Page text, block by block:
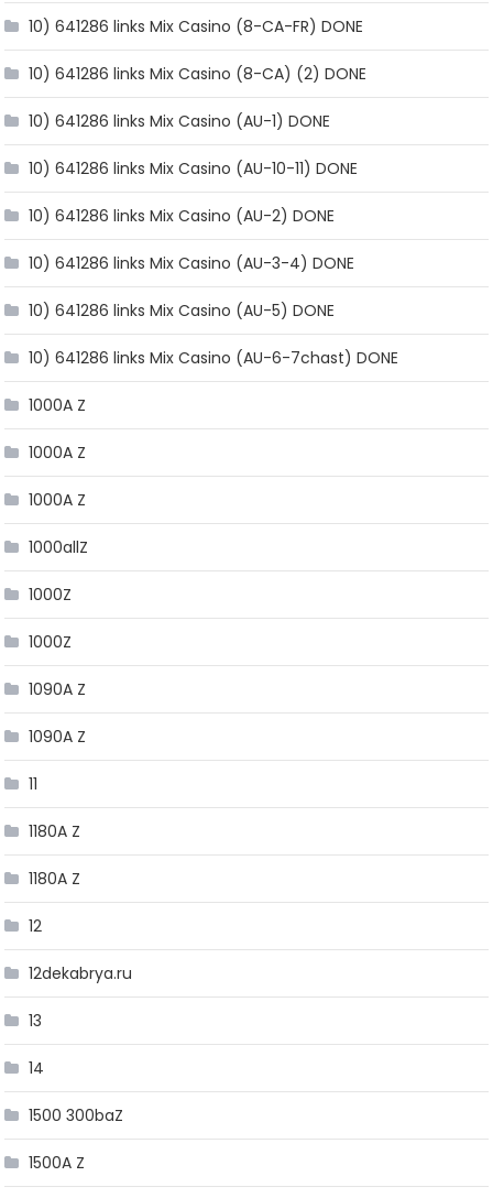
10) 641286 links Mix Casino (8-CA-FR) DONE
10) 641286 links Mix Casino (8-CA) (2) DONE
10) 641286 links Mix Casino (AU-1) DONE
10) 641286 links Mix Casino (AU-10-11) DONE
10) 641286 links Mix Casino (AU-2) DONE
10) 641286 links Mix Casino (AU-3-4) DONE
10) 641286 links Mix Casino (AU-5) DONE
10) 641286 links Mix Casino (AU-6-7chast) DONE
1000A Z
1000A Z
1000A Z
1000allZ
1000Z
1000Z
1090A Z
1090A Z
11
1180A Z
1180A Z
12
12dekabrya.ru
13
14
1500 300baZ
1500A Z